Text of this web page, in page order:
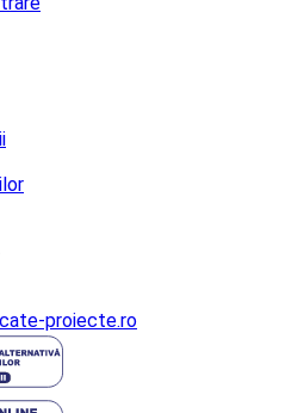
proiecte.ro